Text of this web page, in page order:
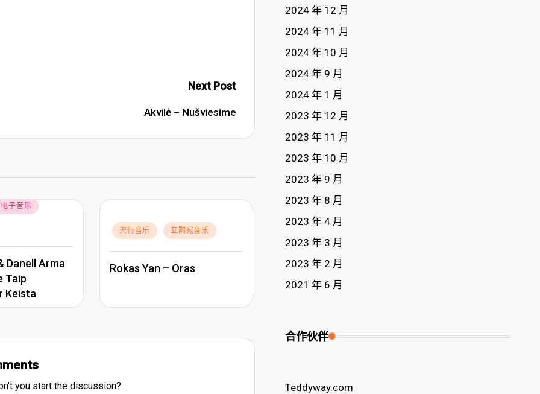
Next Post
Akvilė – Nušviesime
电子音乐
Danell Arma
Taip
Keista
Posted
流行音乐 立陶宛音乐
Rokas Yan – Oras
you start the discussion?
2024 年 12 月
2024 年 11 月
2024 年 10 月
2024 年 9 月
2024 年 1 月
2023 年 12 月
2023 年 11 月
2023 年 10 月
2023 年 9 月
2023 年 8 月
2023 年 4 月
2023 年 3 月
2023 年 2 月
2021 年 6 月
合作伙伴
Teddyway.com